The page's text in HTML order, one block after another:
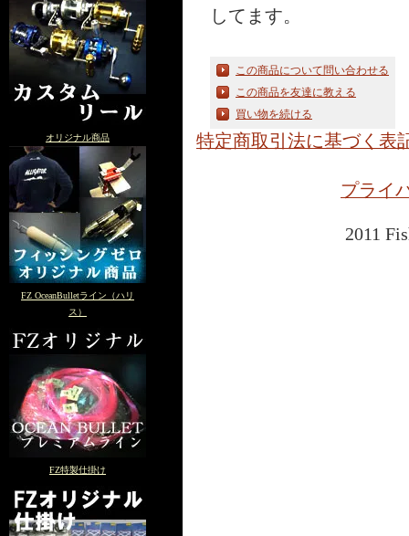
オリジナル商品
FZ OceanBulletライン（ハリ
ス）
FZ特製仕掛け
してます。
この商品について問い合わせる
この商品を友達に教える
買い物を続ける
特定商取引法に基づく表
プライ
2011